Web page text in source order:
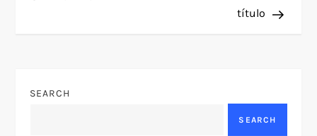
v
título
SEARCH
SEARCH